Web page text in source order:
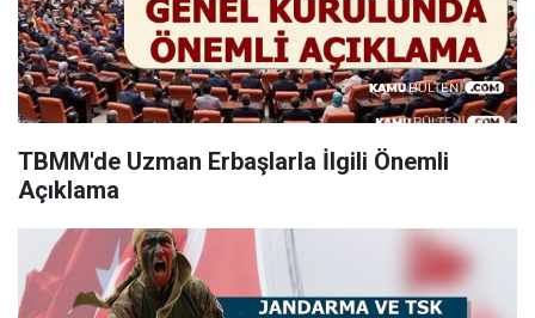
TBMM'de Uzman Erbaşlarla İlgili Önemli
Açıklama